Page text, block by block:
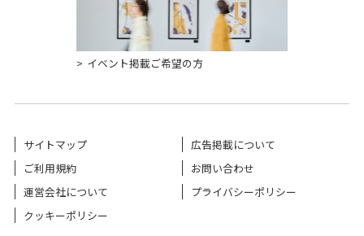
イベント掲載ご希望の方
サイトマップ
広告掲載について
ご利用規約
お問い合わせ
運営会社について
プライバシーポリシー
クッキーポリシー